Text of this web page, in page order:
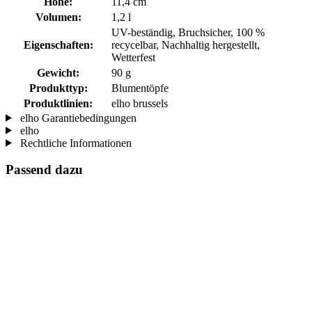
Volumen:
1,2 l
Eigenschaften:
UV-beständig, Bruchsicher, 100 %
recycelbar, Nachhaltig hergestellt,
Wetterfest
Gewicht:
90 g
Produkttyp:
Blumentöpfe
Produktlinien:
elho brussels
elho Garantiebedingungen
elho
Rechtliche Informationen
Passend dazu